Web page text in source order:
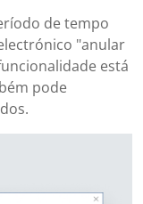
de tempo
"anular
está
pode